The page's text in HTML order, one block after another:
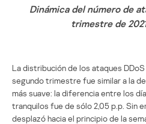
Dinámica del número de
trimestre de
La distribución de los ataques
segundo trimestre fue similar a la
más suave: la diferencia entre los
tranquilos fue de sólo 2,05 p.p. Sin
desplazó hacia el principio de la